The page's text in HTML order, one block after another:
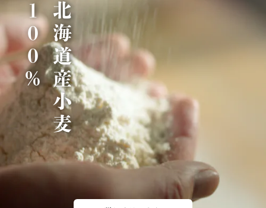
北
海
道
産
小
麦
1
0
0
％